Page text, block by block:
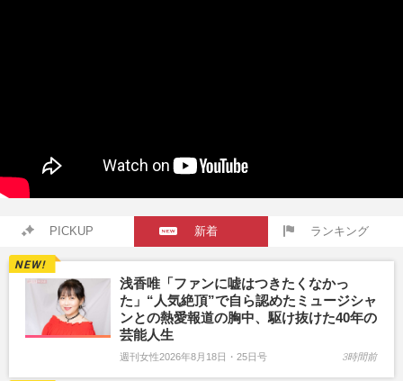
PICKUP 新着 ランキング
浅香唯「ファンに嘘はつきたくなかっ
た」“人気絶頂”で自ら認めたミュージシャ
ンとの熱愛報道の胸中、駆け抜けた40年の
芸能人生
週刊女性2026年8月18日・25日号 3時間前